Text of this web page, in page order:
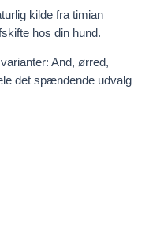
kilde fra timian
hos din hund.
And, ørred,
det spændende udvalg